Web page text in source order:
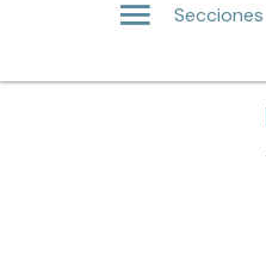
Secciones